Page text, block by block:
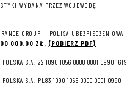
WYDANA PRZEZ WOJEWODĘ
GROUP – POLISA UBEZPIECZENIOWA
00 000,00 ZŁ. (POBIERZ PDF)
S.A. 22 1090 1056 0000 0001 0990 1619
S.A. PL83 1090 1056 0000 0001 0990